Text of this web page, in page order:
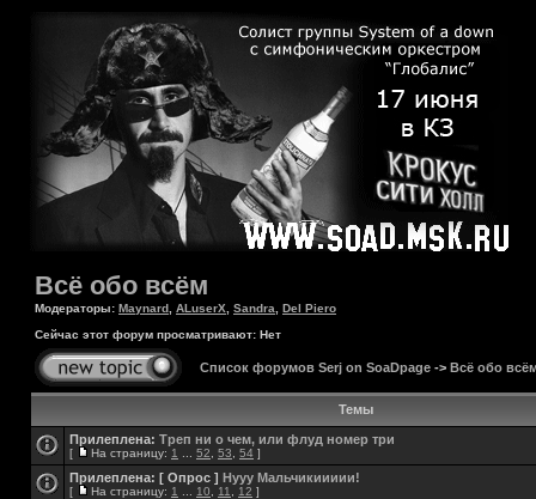
Всё обо всём
Модераторы: Maynard ALuserX Sandra
Del Piero
Сейчас этот форум просматривают: Нет
Список форумов Serj on SoaDpage -> Всё обо
Темы
Прилеплена: Треп ни о чем, или флуд номер три
[ На страницу: 1 52 53 54 ]
Прилеплена: [ Опрос ] Нууу Мальчикиииии!
[ На страницу: 1 10 11 12 ]